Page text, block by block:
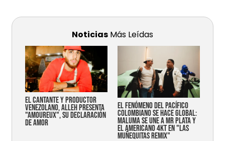
Noticias Más Leídas
EL CANTANTE Y PRODUCTOR
VENEZOLANO, ALLEH PRESENTA
"AMOUREUX", SU DECLARACIÓN
DE AMOR
EL FENÓMENO DEL PACÍFICO
COLOMBIANO SE HACE GLOBAL:
MALUMA SE UNE A MR PLATA Y
EL AMERICANO 4KT EN "LAS
MUÑEQUITAS REMIX"